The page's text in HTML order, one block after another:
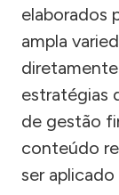
elaborados
ampla
estratégias
de gestão
conteúdo
ser